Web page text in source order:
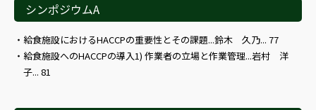
シンポジウムA
給食施設におけるHACCPの重要性とその課題...鈴木 久乃... 77
給食施設へのHACCPの導入1) 作業者の立場と作業管理...岩村 洋
子... 81